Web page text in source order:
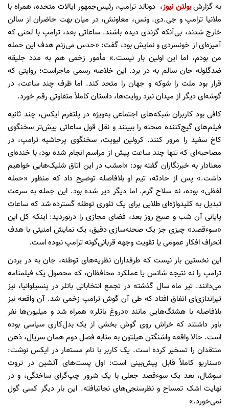
به گزارشبولتن نیوز، دونالد ترامپ، رئیس‌جمهور ایالات متحده، همراه با
ملانیا ترامپ و جی.‌دی. ونس، معاونش، در میان بهت حاضران از سالن
خارج شدند، بی‌آنکه گزندی دیده باشند. ساعاتی بعد، ترامپ با لحنی که
آمیزه‌ای از خونسردی و نمایش بود، گفت: «حدس می‌زنم هدف این حمله
من بودم، اما این اولین بار نیست.» مأمور زخمی هم به مدد جلیقه
ضدگلوله جان سالم به در برد. این خلاصه رسمی ماجراست؛ روایتی که
قرار بود ملت را شوکه و جهان را متحد کند. اما ظرف چند ساعت، در
گوشه‌ای دیگر از میدان نبرد روایت‌ها، داستان کاملاً متفاوتی رقم خورد.
کافی بود کاربران شبکه‌های اجتماعی به‌ویژه در پلتفرم ایکس، چند ثانیه
فیلم‌های گیج‌کننده صحنه را ببینند و نقل قول ساعاتی پیش‌تر سخنگوی
کاخ سفید را مرور کنند. کرولین لیویت، سخنگوی پرحاشیه ترامپ، در
مصاحبه‌ای که تنها چند ساعت پیش از مراسم انجام شده بود، با خنده‌ای
معنادار به خبرنگاران گفته بود: «امشب در این اتاق شلیک‌هایی خواهیم
داشت.» پس از حادثه، تیم او بلافاصله توضیح داد که منظور «حمله
لفظی» بوده، نه سلاح گرم. اما دیگر دیر شده بود. این جمله به سرعت
تبدیل به کلیدواژه‌ای طلایی برای یک تئوری توطئه گسترده شد که ساعات
پایانی آن شب و صبح روز بعد، فضای مجازی را درنوردید: اینکه کل این
«سوءقصد» چیزی جز یک صحنه‌سازی دقیق، یک نمایش امنیتی با هدف
انحراف افکار عمومی یا تقویت وجهه قربانی‌گونه ترامپ نبوده است.
این نخستین بار نیست که طرفداران نظریه‌های توطئه، جان به در بردن
ترامپ را نه نتیجه شانس یا عملکرد محافظان، که محصول یک فیلمنامه
می‌دانند. تیر ماه سال گذشته در تجمع انتخاباتی باتلر در پنسیلوانیا، نیز
تیراندازی‌ای اتفاق افتاد که طی آن گوش ترامپ زخمی شد. آن واقعه نیز
بلافاصله با هشتگ‌هایی مانند «دروغ باتلر» همراه شد و میلیون‌ها نفر
باور داشتند که خراش روی گوش بخشی از یک بدل‌کاری سیاسی بوده
است. حالا واقعه واشنگتن هیلتون به مثابه فصل دوم همان سریال، ذهن
منتقدان را تسخیر کرده است. یک کاربر با نام مستعار در ایکس نوشت:
«سناریو کاملاً قابل پیش‌بینی است: اول پست‌های آتشین در تروث
سوشال، بعد یک سوءقصد جعلی با یک شرور چپ‌گرای ساختگی، و در
نهایت اشک تمساح و نظرسنجی‌های نجاتیافته. این بار دیگر کسی گول
نمی‌خورد.»